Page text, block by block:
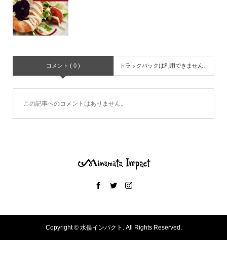
コメント ( 0 ) トラックバックは利用できません。
この記事へのコメントはありません。
Copyright ©水俣インパクト. All Rights Reserved.